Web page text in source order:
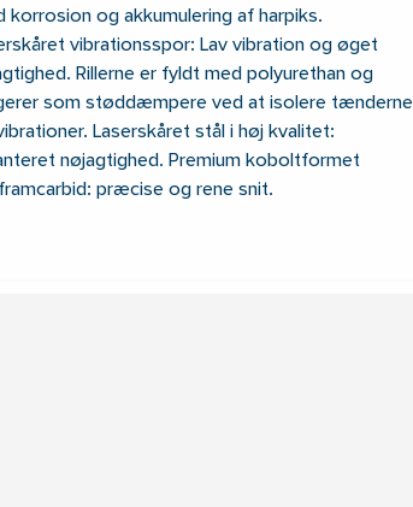
korrosion og akkumulering af harpiks.
vibrationsspor: Lav vibration og øget
Rillerne er fyldt med polyurethan og
som støddæmpere ved at isolere tænderne
Laserskåret stål i høj kvalitet:
nøjagtighed. Premium koboltformet
præcise og rene snit.